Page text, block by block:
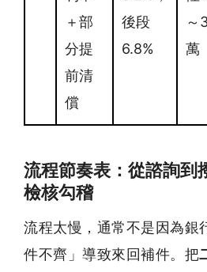
＋部
分提
前清
償
後段
6.8%
～
萬
流程節奏表：從諮詢到
檢核勾稽
流程太慢，通常不是因為銀
件不齊」導致來回補件。把